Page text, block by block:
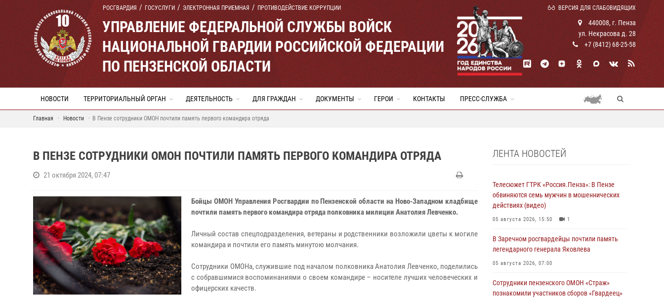
РОСГВАРДИЯ ГОСУСЛУГИ ЭЛЕКТРОННАЯ ПРИЕМНАЯ ПРОТИВОДЕЙСТВИЕ КОРРУПЦИИ ВЕРСИЯ ДЛЯ СЛАБОВИДЯЩИХ
УПРАВЛЕНИЕ ФЕДЕРАЛЬНОЙ СЛУЖБЫ ВОЙСК
НАЦИОНАЛЬНОЙ ГВАРДИИ РОССИЙСКОЙ ФЕДЕРАЦИИ
ПО ПЕНЗЕНСКОЙ ОБЛАСТИ
440008, г. Пенза
ул. Некрасова д. 28
+7 (8412) 68-25-58
НОВОСТИ ТЕРРИТОРИАЛЬНЫЙ ОРГАН ДЕЯТЕЛЬНОСТЬ ДЛЯ ГРАЖДАН ДОКУМЕНТЫ ГЕРОИ КОНТАКТЫ ПРЕСС-СЛУЖБА
Главная Новости В Пензе сотрудники ОМОН почтили память первого командира отряда
В ПЕНЗЕ СОТРУДНИКИ ОМОН ПОЧТИЛИ ПАМЯТЬ ПЕРВОГО КОМАНДИРА ОТРЯДА
21 октября 2024, 07:47
Бойцы ОМОН Управления Росгвардии по Пензенской области на Ново-Западном кладбище
почтили память первого командира отряда полковника милиции Анатолия Левченко.
Личный состав спецподразделения, ветераны и родственники возложили цветы к могиле
командира и почтили его память минутою молчания.
Сотрудники ОМОНа, служившие под началом полковника Анатолия Левченко, поделились
с собравшимися воспоминаниями о своем командире – носителе лучших человеческих и
офицерских качеств.
ЛЕНТА НОВОСТЕЙ
Телесюжет ГТРК «Россия.Пенза»: В Пензе
обвиняются семь мужчин в мошеннических
действиях (видео)
05 августа 2026, 15:50 1
В Заречном росгвардейцы почтили память
легендарного генерала Яковлева
05 августа 2026, 07:00
Сотрудники пензенского ОМОН «Страж»
познакомили участников сборов «Гвардеец»